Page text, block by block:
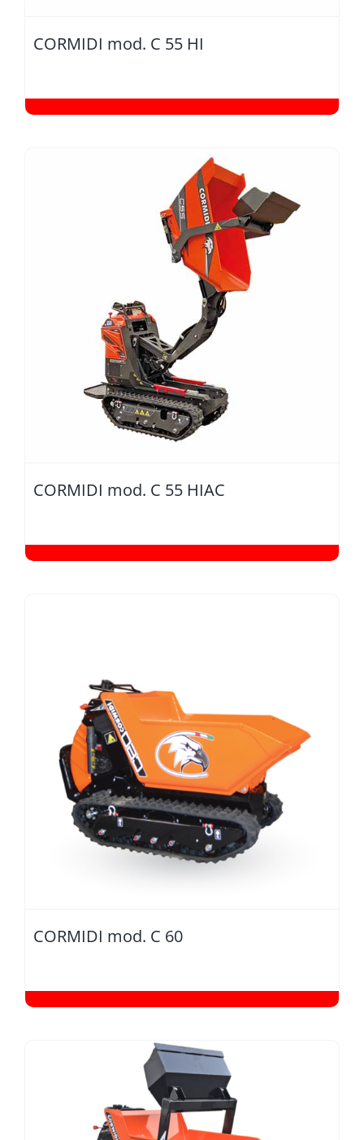
CORMIDI mod. C 55 HI
CORMIDI mod. C 55 HIAC
CORMIDI mod. C 60